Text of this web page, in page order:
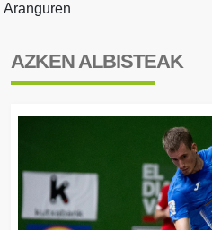
Aranguren
AZKEN ALBISTEAK